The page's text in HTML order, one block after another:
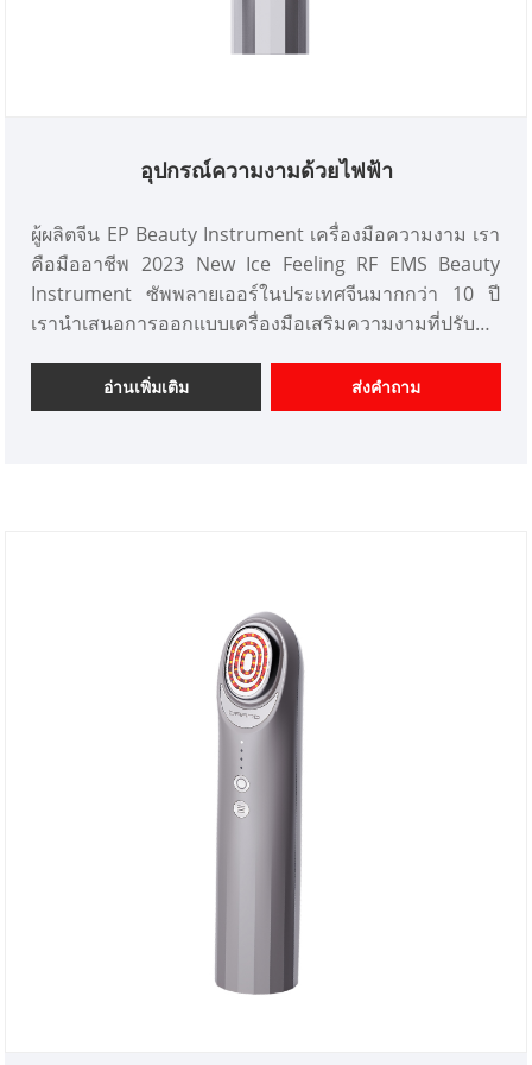
อุปกรณ์ความงามด้วยไฟฟ้า
ผู้ผลิตจีน EP Beauty Instrument เครื่องมือความงาม เรา
คือมืออาชีพ 2023 New Ice Feeling RF EMS Beauty
Instrument ซัพพลายเออร์ในประเทศจีนมากกว่า 10 ปี
เรานำเสนอการออกแบบเครื่องมือเสริมความงามที่ปรับ
ออกแบบ ตลาด เราหวังว่าจะได้รับความร่วมมืออย่างมี
ความสุขกับคุณ
อ่านเพิ่มเติม ส่งคำถาม